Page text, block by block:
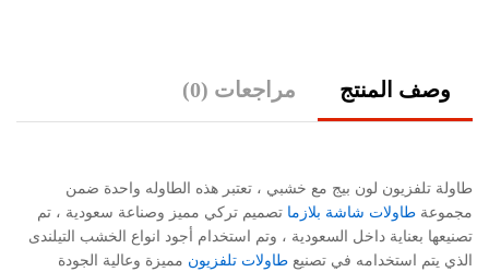
وصف المنتج مراجعات (0)
طاولة تلفزيون لون بيج مع خشبي ، تعتبر هذه الطاوله واحدة ضمن
مجموعة طاولات شاشة بلازما تصميم تركي مميز وصناعة سعودية ، تم
تصنيعها بعناية داخل السعودية ، وتم استخدام أجود انواع الخشب التيلندى
الذي يتم استخدامه في تصنيع طاولات تلفزيون مميزة وعالية الجودة